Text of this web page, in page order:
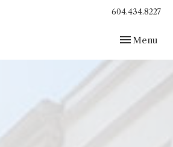
604.434.8227
Toggle
Menu